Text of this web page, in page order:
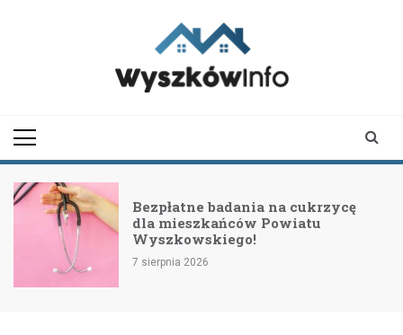
Bezpłatne badania na cukrzycę
dla mieszkańców Powiatu
Wyszkowskiego!
7 sierpnia 2026